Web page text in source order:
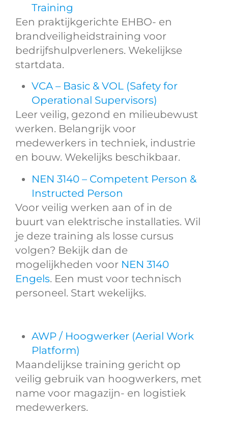
Training
Een praktijkgerichte EHBO- en
brandveiligheidstraining voor
bedrijfshulpverleners. Wekelijkse
startdata.
VCA – Basic & VOL (Safety for
Operational Supervisors)
Leer veilig, gezond en milieubewust
werken. Belangrijk voor
medewerkers in techniek, industrie
en bouw. Wekelijks beschikbaar.
NEN 3140 – Competent Person &
Instructed Person
Voor veilig werken aan of in de
buurt van elektrische installaties. Wil
je deze training als losse cursus
volgen? Bekijk dan de
mogelijkheden voor NEN 3140
Engels. Een must voor technisch
personeel. Start wekelijks.
AWP / Hoogwerker (Aerial Work
Platform)
Maandelijkse training gericht op
veilig gebruik van hoogwerkers, met
name voor magazijn- en logistiek
medewerkers.